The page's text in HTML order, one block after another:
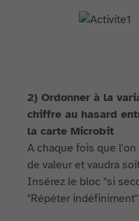
2) Ordonner à la
chiffre au hasard
la carte Microbit
A chaque fois que
de valeur et vaudra
Insérez le bloc "si
"Répéter